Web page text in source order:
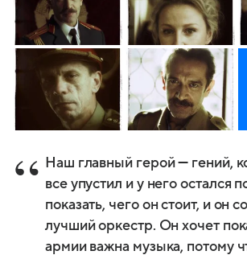
Наш главный герой — гений,
все упустил и у него остался
показать, чего он стоит, и он
лучший оркестр. Он хочет
армии важна музыка, потому